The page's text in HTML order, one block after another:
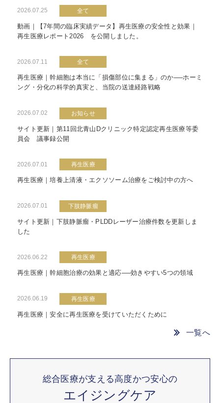
2026.07.25 全て
動画｜【7年間の臨床実績データ】再生医療の安全性と効果｜
再生医療レポート2026 を公開しました。
2026.07.11 全て
再生医療｜幹細胞は本当に「損傷部位に集まる」のか──ホーミ
ング・分化の科学的真実と、当院の送達経路戦略
2026.07.02 お知らせ
サイト更新｜第11回北青山Dクリニック特定認定再生医療等委
員会 議事録公開
2026.07.01 再生医療
再生医療｜培養上清液・エクソソーム治療をご検討中の方へ
2026.07.01 下肢静脈瘤
サイト更新｜下肢静脈瘤・PLDDレーザー治療件数を更新しま
した
2026.06.22 再生医療
再生医療｜幹細胞治療の効果と適応──効きやすい5つの領域
2026.06.19 再生医療
再生医療｜安全に再生医療を受けていただくために
一覧へ
総合医療が支える高度かつ安心の
エイジングケア